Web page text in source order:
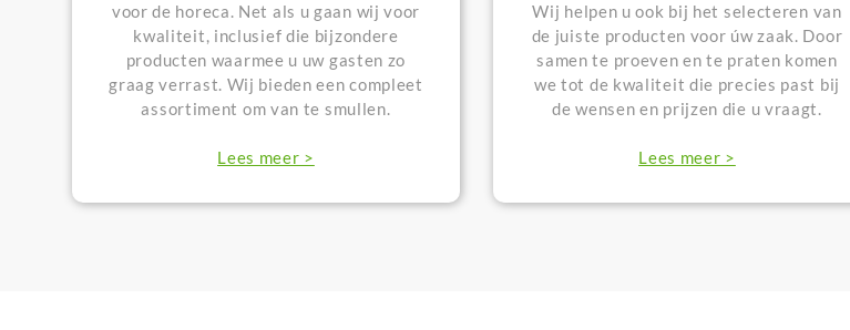
voor de horeca. Net als u gaan wij voor
kwaliteit, inclusief die bijzondere
producten waarmee u uw gasten zo
graag verrast. Wij bieden een compleet
assortiment om van te smullen.
Lees meer >
Wij helpen u ook bij het selecteren van
de juiste producten voor úw zaak. Door
samen te proeven en te praten komen
we tot de kwaliteit die precies past bij
de wensen en prijzen die u vraagt.
Lees meer >